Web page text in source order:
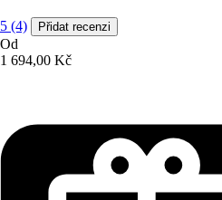
5 (4) Přidat recenzi
Od
1 694,00 Kč